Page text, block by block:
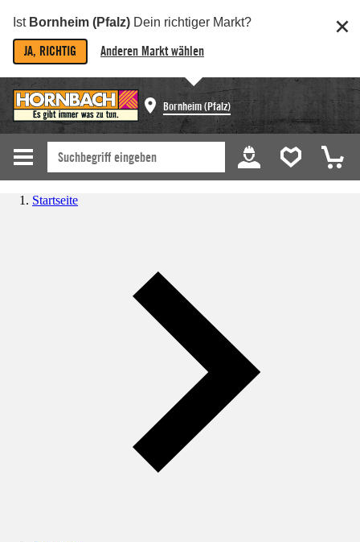
Ist Bornheim (Pfalz) Dein richtiger Markt?
JA, RICHTIG Anderen Markt wählen
Bornheim (Pfalz)
Startseite